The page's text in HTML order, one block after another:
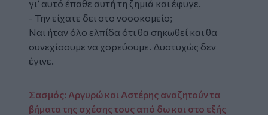
γι’ αυτό έπαθε αυτή τη ζημιά και έφυγε.
- Την είχατε δει στο νοσοκομείο;
Ναι ήταν όλο ελπίδα ότι θα σηκωθεί και θα
συνεχίσουμε να χορεύουμε. Δυστυχώς δεν
έγινε.
Σασμός: Αργυρώ και Αστέρης αναζητούν τα
βήματα της σχέσης τους από δω και στο εξής